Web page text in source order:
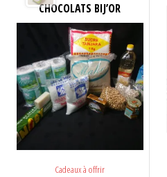
CHOCOLATS BIJ’OR
Cadeaux à offrir